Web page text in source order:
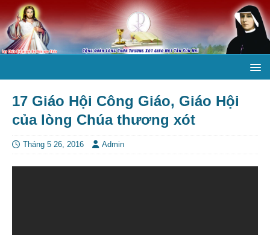
17 Giáo Hội Công Giáo, Giáo Hội
của lòng Chúa thương xót
Tháng 5 26, 2016 Admin